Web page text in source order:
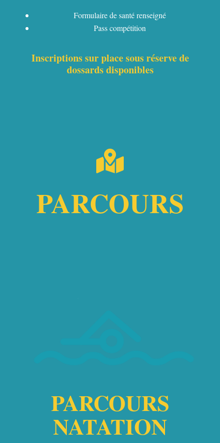
Formulaire de santé renseigné
Pass compétition
Inscriptions sur place sous réserve de
dossards disponibles
PARCOURS
PARCOURS
NATATION